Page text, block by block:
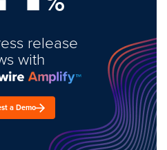
release
with
a Demo